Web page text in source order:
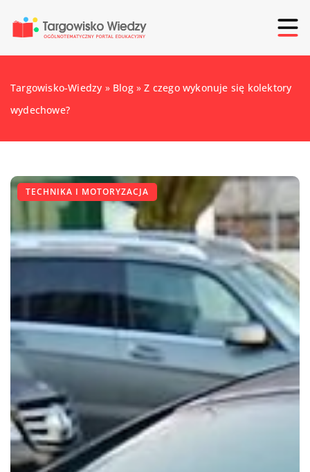
Targowisko-Wiedzy » Blog»Z czego wykonuje się kolektory
wydechowe?
TECHNIKA I MOTORYZACJA